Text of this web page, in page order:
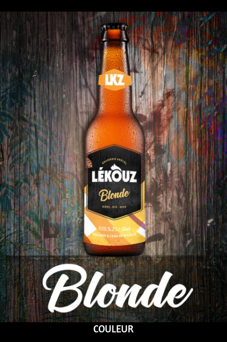
COULEUR